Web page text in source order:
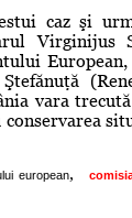
caz şi
Virginijus
vara
conservarea
european,